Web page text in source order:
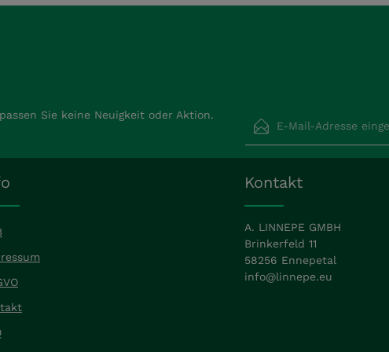
Sie keine Neuigkeit oder Aktion.
Datenschutz
Ich habe die
Pflichtfelder.
Kontakt
A. LINNEPE GMBH
Brinkerfeld 11
58256 Ennepetal
info@linnepe.eu